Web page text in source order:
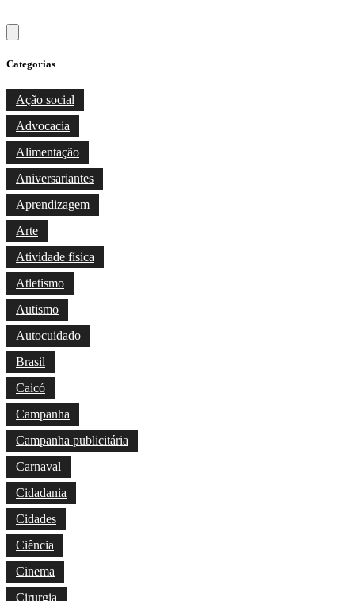
Categorias
Ação social
Advocacia
Alimentação
Aniversariantes
Aprendizagem
Arte
Atividade física
Atletismo
Autismo
Autocuidado
Brasil
Caicó
Campanha
Campanha publicitária
Carnaval
Cidadania
Cidades
Ciência
Cinema
Cirurgia